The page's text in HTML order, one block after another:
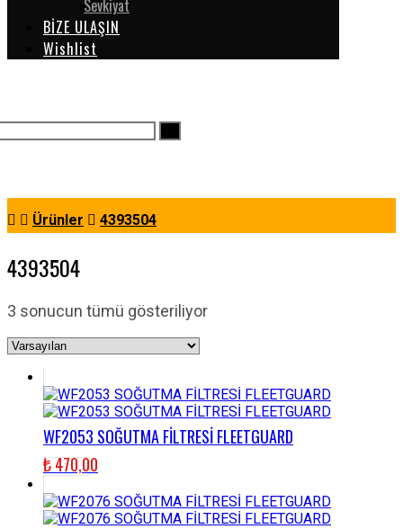
Sevkiyat
BİZE ULAŞIN
Wishlist
Ürünler 4393504
4393504
3 sonucun tümü gösteriliyor
WF2053 SOĞUTMA FİLTRESİ FLEETGUARD
₺470,00